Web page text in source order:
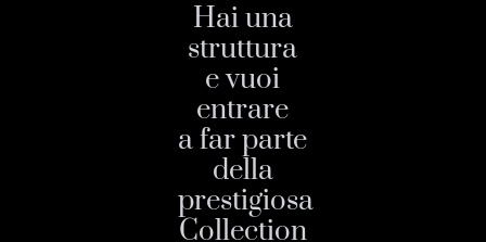
Hai una
struttura
e vuoi
entrare
a far parte
della
prestigiosa
Collection